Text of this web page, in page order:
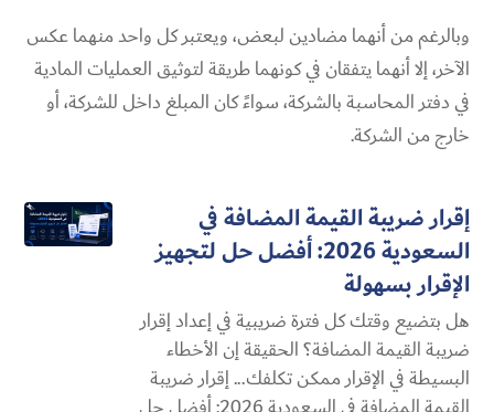
وبالرغم من أنهما مضادين لبعض، ويعتبر كل واحد منهما عكس
الآخر، إلا أنهما يتفقان في كونهما طريقة لتوثيق العمليات المادية
في دفتر المحاسبة بالشركة، سواءً كان المبلغ داخل للشركة، أو
خارج من الشركة.
إقرار ضريبة القيمة المضافة في
السعودية 2026: أفضل حل لتجهيز
الإقرار بسهولة
هل بتضيع وقتك كل فترة ضريبية في إعداد إقرار
ضريبة القيمة المضافة؟ الحقيقة إن الأخطاء
البسيطة في الإقرار ممكن تكلفك... إقرار ضريبة